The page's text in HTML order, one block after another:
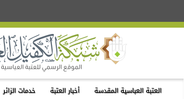
العتبة العباسية المقدسة أخبار العتبة خدمات الزائر